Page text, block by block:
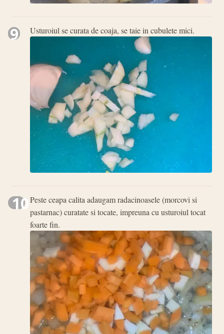
9 Usturoiul se curata de coaja, se taie in cubulete mici.
10Peste ceapa calita adaugam radacinoasele (morcovi si
pastarnac) curatate si tocate, impreuna cu usturoiul tocat
foarte fin.